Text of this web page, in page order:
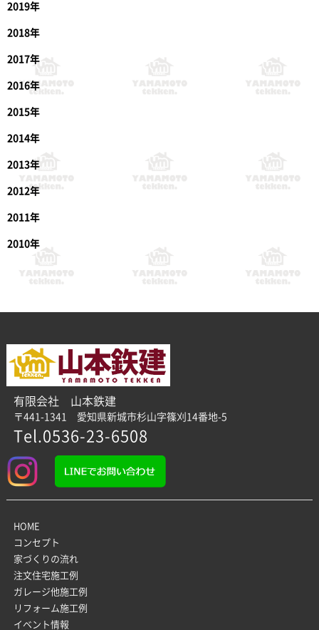
2019年
2018年
2017年
2016年
2015年
2014年
2013年
2012年
2011年
2010年
有限会社 山本鉄建
〒441-1341 愛知県新城市杉山字篠刈14番地-5
Tel.0536-23-6508
HOME
コンセプト
家づくりの流れ
注文住宅施工例
ガレージ他施工例
リフォーム施工例
イベント情報